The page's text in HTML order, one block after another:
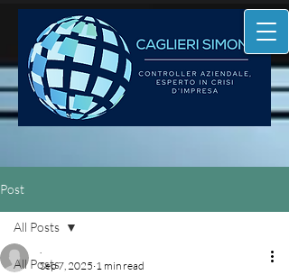
Post
All Posts
All Posts
.
Sep 7, 2025 1 min read